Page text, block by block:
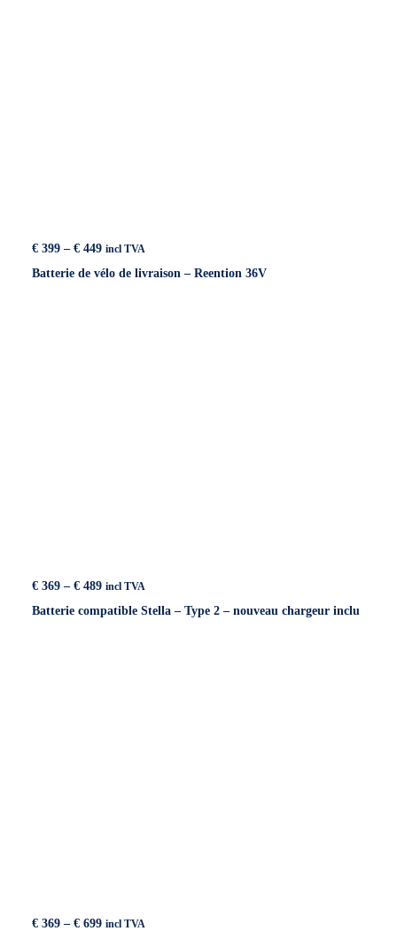
€ 399 – € 449Price
€ 399
incl TVA
Batterie de vélo de livraison – Reention 36V
€ 369 – € 489Price
€ 369
incl TVA
Batterie compatible Stella – Type 2 – nouveau chargeur inclu
€ 369 – € 699Price
incl TVA